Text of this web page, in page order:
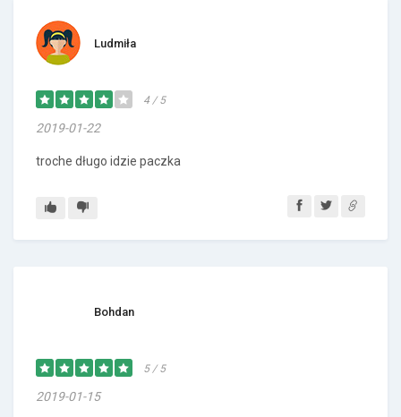
Ludmiła
4 / 5
2019-01-22
troche długo idzie paczka
Bohdan
5 / 5
2019-01-15